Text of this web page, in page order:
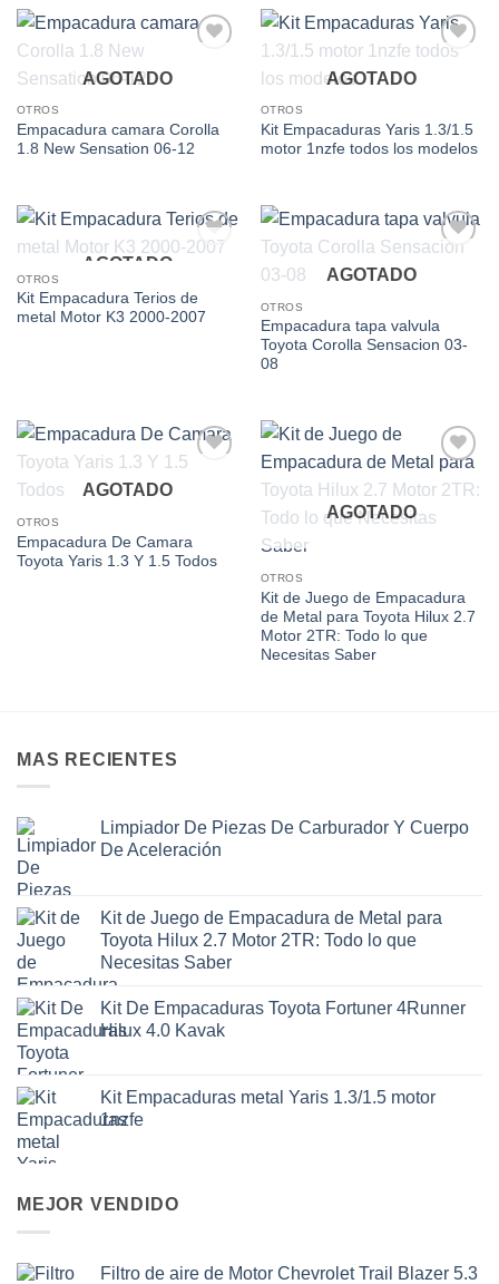
AGOTADO
OTROS
Empacadura camara Corolla
1.8 New Sensation 06-12
AGOTADO
OTROS
Kit Empacaduras Yaris 1.3/1.5
motor 1nzfe todos los modelos
AGOTADO
OTROS
Kit Empacadura Terios de
metal Motor K3 2000-2007
AGOTADO
OTROS
Empacadura tapa valvula
Toyota Corolla Sensacion 03-
08
AGOTADO
OTROS
Empacadura De Camara
Toyota Yaris 1.3 Y 1.5 Todos
wishlist
AGOTADO
OTROS
Kit de Juego de Empacadura
de Metal para Toyota Hilux 2.7
Motor 2TR: Todo lo que
Necesitas Saber
MAS RECIENTES
Limpiador De Piezas De Carburador Y Cuerpo
De Aceleración
Kit de Juego de Empacadura de Metal para
Toyota Hilux 2.7 Motor 2TR: Todo lo que
Necesitas Saber
Kit De Empacaduras Toyota Fortuner 4Runner
Hilux 4.0 Kavak
Kit Empacaduras metal Yaris 1.3/1.5 motor
1nzfe
MEJOR VENDIDO
Filtro de aire de Motor Chevrolet Trail Blazer 5.3